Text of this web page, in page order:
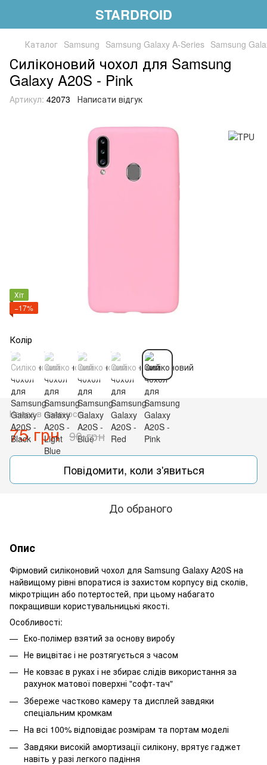
STARDROID
Каталог Samsung Samsung Galaxy A-Series Samsung
Силіконовий чохол для Samsung
Galaxy A20S - Pink
Артикул: 42073 Написати відгук
Хіт
−17%
Колір
Немає в наявності
75 грн 90 грн
Повідомити, коли з'явиться
До обраного
Опис
Фірмовий силіконовий чохол для Samsung Galaxy A20S на
найвищому рівні впоратися із захистом корпусу від сколів,
мікротріщин або потертостей, при цьому набагато
покращивши користувальницькі якості.
Особливості:
Еко-полімер взятий за основу виробу
Не вицвітає і не розтягується з часом
Не ковзає в руках і не збирає слідів використання за
рахунок матової поверхні "софт-тач"
Збереже частково камеру та дисплей завдяки
спеціальним кромкам
На всі 100% відповідає розмірам та портам моделі
Завдяки високій амортизації силікону, врятує гаджет
навіть у разі легкого падіння